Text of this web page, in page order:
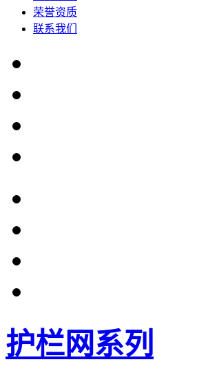
荣誉资质
联系我们
护栏网系列